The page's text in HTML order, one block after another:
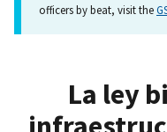
officers by beat, visit the
La ley